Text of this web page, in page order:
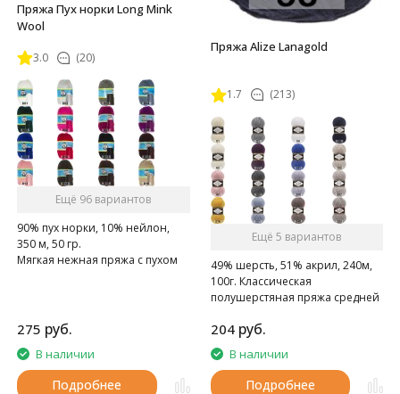
Пряжа Пух норки Long Mink
Wool
3.0 (20)
Ещё 96 вариантов
90% пух норки, 10% нейлон,
350 м, 50 гр.
Мягкая нежная пряжа с пухом
275 руб.
В наличии
Подробнее
Пряжа Alize Lanagold
1.7 (213)
Ещё 5 вариантов
49% шерсть, 51% акрил, 240м,
100г. Классическая
полушерстяная пряжа средней
204 руб.
В наличии
Подробнее